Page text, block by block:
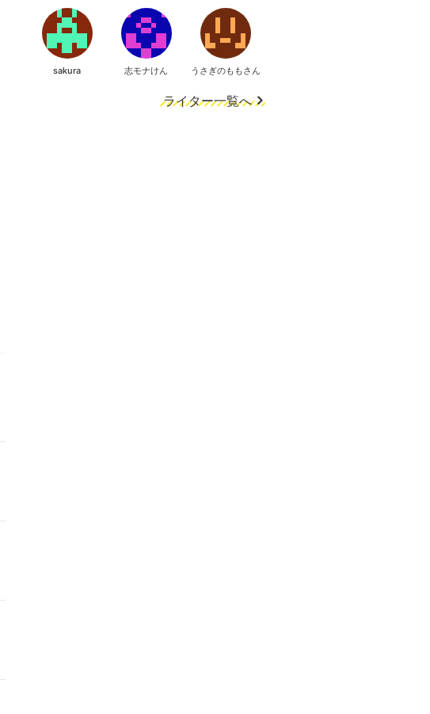
sakura 志モナけん うさぎのももさん
ライター一覧へ